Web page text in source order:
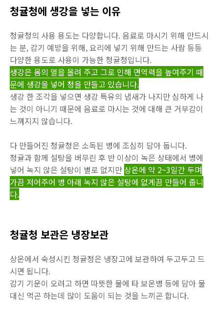
청귤청에 생강을 넣는 이유
청귤청의 사용 용도는 다양합니다. 음료로 마시기 위해 만드시
는 분, 감기 예방을 위해, 요리에 넣기 위해 만드는 사람 등등
다양한 용도로 사용이 가능한 청귤청입니다.
생강은 몸의 열을 올려 주고 그로 인해 면역력을 높여주기 때
문에 생강을 넣어 청을 만들고 있습니다.
생강 한 조각을 넣으면 생강 특유의 냄새가 나지만 심하게 나
는 것이 아니기 때문에 음료로 마시는 것에 대해 큰 거부감이
느껴지지 않습니다.
다 만들어진 청귤청은 소독된 병에 조심히 담아 둡니다.
청귤과 함께 설탕을 버무린 후 반 이상이 녹은 상태에서 병에
넣어 녹지 않은 설탕이 별로 없지만 상온에 약 2~3일간 두며
가끔 저어주어 병 아래 녹지 않은 설탕에 없게끔 만들어 줍니
다.
청귤청 보관은 냉장보관
상온에서 숙성시킨 청귤청은 냉장고에 보관하여 두고두고 드
시면 됩니다.
감기 기운이 오려고 하면 따뜻한 물에 타 보온병 등에 담아 물
대신 먹곤 하는데 많이 도움이 되는 것을 느끼곤 합니다.